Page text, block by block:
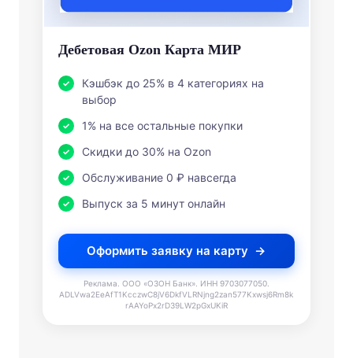
Дебетовая Ozon Карта МИР
Кэшбэк до 25% в 4 категориях на
выбор
1% на все остальные покупки
Скидки до 30% на Ozon
Обслуживание 0 ₽ навсегда
Выпуск за 5 минут онлайн
Оформить заявку на карту
Реклама. ООО «ОЗОН Банк». ИНН 9703077050.
ADLVwa2EeAfT1KcczwC8jV6DkfVLRNjng2zan577Kxwsj6Rm8k
rAAYoPx2rD39LW2pGxUKiR